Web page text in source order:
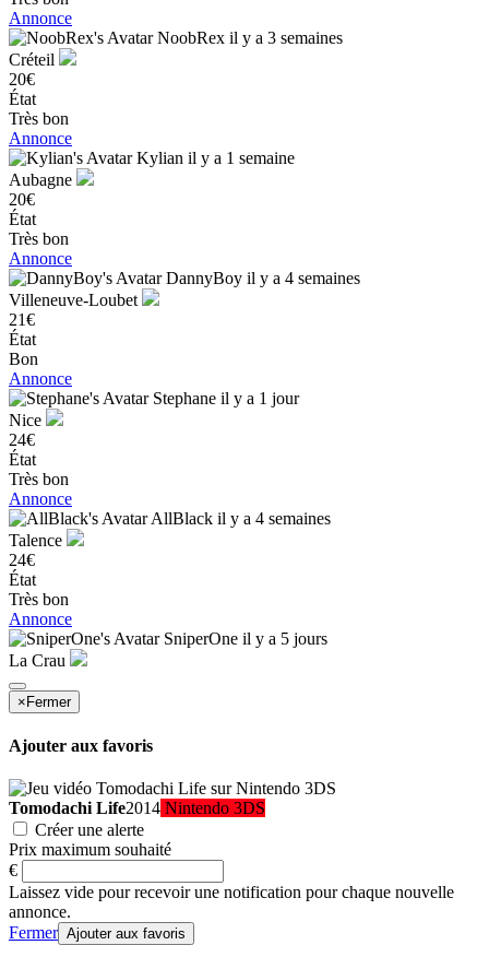
Annonce
NoobRex il y a 3 semaines
Créteil
20€
État
Très bon
Annonce
Kylian il y a 1 semaine
Aubagne
20€
État
Très bon
Annonce
DannyBoy il y a 4 semaines
Villeneuve-Loubet
21€
État
Bon
Annonce
Stephane il y a 1 jour
Nice
24€
État
Très bon
Annonce
AllBlack il y a 4 semaines
Talence
24€
État
Très bon
Annonce
SniperOne il y a 5 jours
La Crau
× Fermer
Ajouter aux favoris
Tomodachi Life2014 Nintendo 3DS
Créer une alerte
Prix maximum souhaité
€
Laissez vide pour recevoir une notification pour chaque nouvelle
annonce.
Fermer Ajouter aux favoris